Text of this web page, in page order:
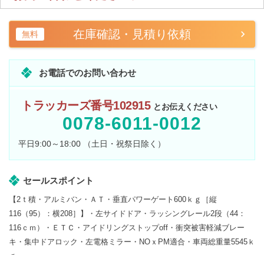
無料 在庫確認・見積り依頼
お電話でのお問い合わせ
トラッカーズ番号102915 とお伝えください
0078-6011-0012
平日9:00～18:00 （土日・祝祭日除く）
セールスポイント
【2ｔ積・アルミバン・ＡＴ・垂直パワーゲート600ｋｇ［縦
116（95）：横208］】・左サイドドア・ラッシングレール2段（44：
116ｃｍ）・ＥＴＣ・アイドリングストップoff・衝突被害軽減ブレー
キ・集中ドアロック・左電格ミラー・NOｘPM適合・車両総重量5545ｋ